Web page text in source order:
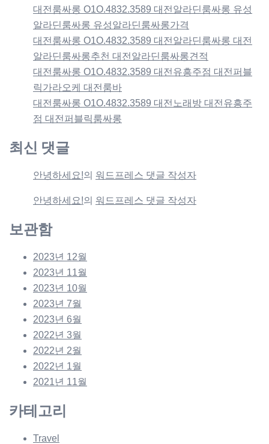
대전룸싸롱 O1O.4832.3589 대전알라딘룸싸롱 유성
알라딘룸싸롱 유성알라딘룸싸롱가격
대전룸싸롱 O1O.4832.3589 대전알라딘룸싸롱 대전
알라딘룸싸롱추천 대전알라딘룸싸롱견적
대전룸싸롱 O1O.4832.3589 대전유흥주점 대전퍼블
릭가라오케 대전룸바
대전룸싸롱 O1O.4832.3589 대전노래방 대전유흥주
점 대전퍼블릭룸싸롱
최신 댓글
안녕하세요!의 워드프레스 댓글 작성자
안녕하세요!의 워드프레스 댓글 작성자
보관함
2023년 12월
2023년 11월
2023년 10월
2023년 7월
2023년 6월
2022년 3월
2022년 2월
2022년 1월
2021년 11월
카테고리
Travel